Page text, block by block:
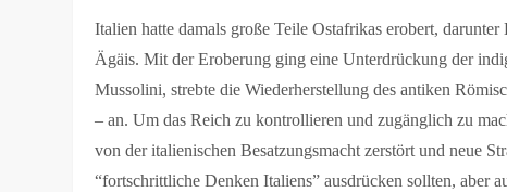
Italien hatte damals große Teile Ostafrikas erobert,
Ägäis. Mit der Eroberung ging eine Unterdrückung der
Mussolini, strebte die Wiederherstellung des antiken
– an. Um das Reich zu kontrollieren und zugänglich zu
von der italienischen Besatzungsmacht zerstört und neue
“fortschrittliche Denken Italiens” ausdrücken sollten, aber